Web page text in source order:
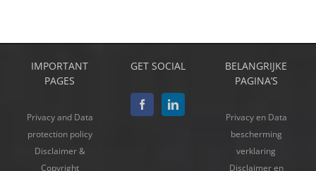
IMPORTANT
PAGES
Privacy and Data
protection policy
Disclaimer &
Copyright
GET SOCIAL
BELANGRIJKE
PAGINA’S
Privacy en Data
bescherming
verklaring
Disclaimer en